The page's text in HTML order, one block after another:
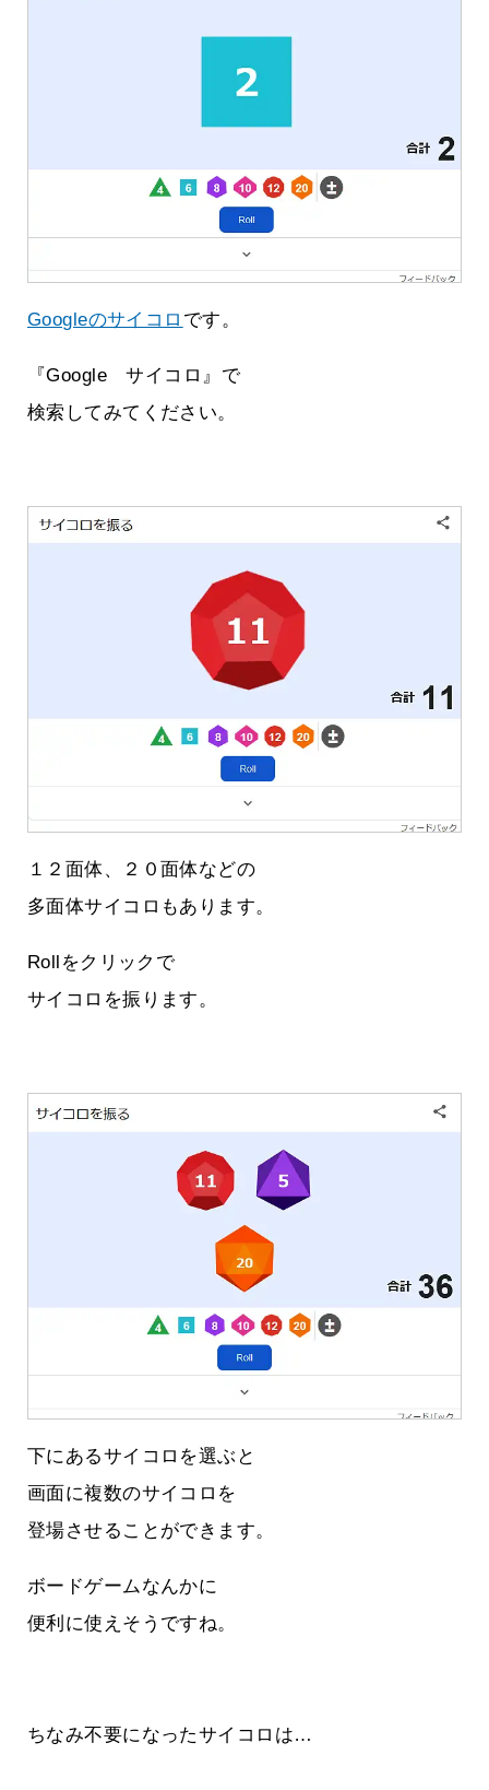
Googleのサイコロ です。
『Google サイコロ』で
検索してみてください。
１２面体、２０面体などの
多面体サイコロもあります。
Rollをクリックで
サイコロを振ります。
下にあるサイコロを選ぶと
画面に複数のサイコロを
登場させることができます。
ボードゲームなんかに
便利に使えそうですね。
ちなみ不要になったサイコロは…